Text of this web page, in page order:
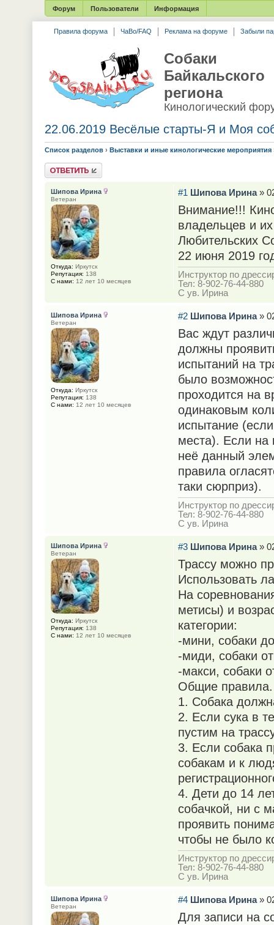
Форум Пользователи Информация
Правила форума ЧаВо/FAQ Реклама на форуме Забыли
Собаки
Байкальского
региона
Кинологический
22.06.2019 Весёлые старты-Я и Моя
Список разделов › Выставки и иные кинологические мероприятия
Ответить
#1 Шипова Ирина»
Внимание!!!
владельцев и
Любительских
22 июня 2019
Инструктор по
Тел: 8-902-76-44-880
С ув. Ирина
Шипова Ирина
Ветеран
Откуда: Иркутск
Репутация: 138
С нами: 12 лет 10 месяцев
#2 Шипова Ирина»
Вас ждут
должны
испытаний на
было
проходится на
одинаковым
испытание
места). Если на
неё данный
правила
таки сюрприз).
Инструктор по
Тел: 8-902-76-44-880
С ув. Ирина
Шипова Ирина
Ветеран
Откуда: Иркутск
Репутация: 138
С нами: 12 лет 10 месяцев
#3 Шипова Ирина»
Трассу можно
Использовать
На
метисы) и
категории:
-мини, собаки
-миди, собаки
-макси, собаки
Общие правила.
1. Собака
2. Если сука в
пустим на
3. Если собака
собакам и к
4. Дети до 14
собачкой, ни с
проявить
чтобы не было
Инструктор по
Тел: 8-902-76-44-880
С ув. Ирина
Шипова Ирина
Ветеран
Откуда: Иркутск
Репутация: 138
С нами: 12 лет 10 месяцев
#4 Шипова Ирина»
Для записи на
Шипова Ирина
Ветеран